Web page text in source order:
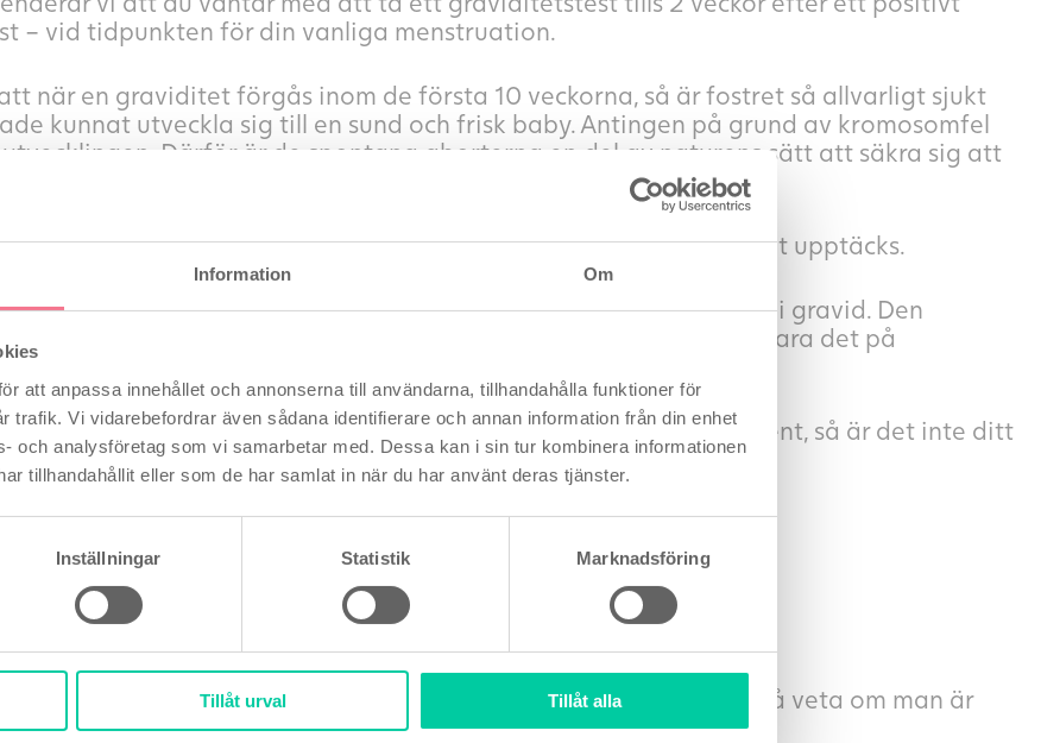
Information Om
att anpassa innehållet och annonserna till användarna, tillhandahålla funktioner för
trafik. Vi vidarebefordrar även sådana identifierare och annan information från din enhet
och analysföretag som vi samarbetar med. Dessa kan i sin tur kombinera informationen
tillhandahållit eller som de har samlat in när du har använt deras tjänster.
Inställningar Statistik Marknadsföring
Tillåt urval Tillåt alla
– vid tidpunkten för din vanliga menstruation.
när en graviditet förgås inom de första 10 veckorna, så är fostret så allvarligt sjukt
kunnat utveckla sig till en sund och frisk baby. Antingen på grund av kromosomfel
Därför är de spontana aborterna en del av naturens sätt att säkra sig att
friskt barn.
naturlig reaktion att ändå bli ledsen när en kemisk graviditet upptäcks.
att se det på ett positivt sätt – Nu vet du iallafall att du kan bli gravid. Den
vara bra att veta, för då är det stor sannolikhet för att du kan klara det på
de närmsta månaderna, och helt slippa fertilitetsbehandling.
du alltså en ny chans. Oavsett om du väljer att testa tidigt eller sent, så är det inte ditt
graviditet upptäcks.
att ta ett graviditetstest tidigt
många orsaker till att vilja testa tidigt med ett graviditetstest
och få veta om man är